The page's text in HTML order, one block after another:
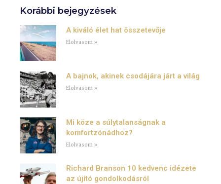
Korábbi bejegyzések
A kiváló élet hat összetevője
Elolvasom »
A bajnok, akinek csodájára járt a világ
Elolvasom »
Mi köze a súlytalanságnak a
komfortzónádhoz?
Elolvasom »
Richard Branson 10 kedvenc idézete
az újító gondolkodásról